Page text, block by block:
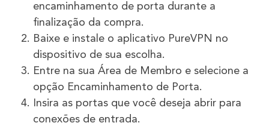
encaminhamento de porta durante a
finalização da compra.
Baixe e instale o aplicativo PureVPN no
dispositivo de sua escolha.
Entre na sua Área de Membro e selecione a
opção Encaminhamento de Porta.
Insira as portas que você deseja abrir para
conexões de entrada.